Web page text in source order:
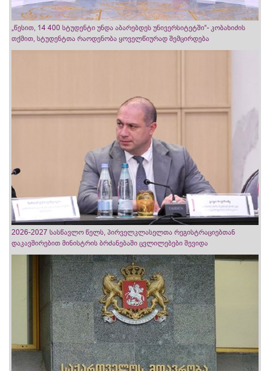
„წესით, 14 400 სტუდენტი უნდა აბარებდეს უნივერსიტეტში“- კობახიძის
თქმით, სტუდენტთა რაოდენობა ყოველწიურად შემცირდება
2026-2027 სასწავლო წელს, პირველკლასელთა რეგისტრაციებთან
დაკავშირებით მინისტრის ბრძანებაში ცვლილებები შევიდა